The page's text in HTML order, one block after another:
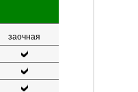
заочная